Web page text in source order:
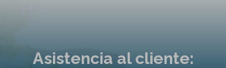
Asistencia al cliente: